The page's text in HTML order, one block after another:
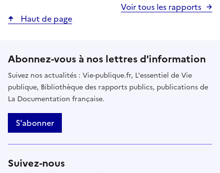
Voir tous les rapports
Haut de page
Abonnez-vous à nos lettres d'information
Suivez nos actualités : Vie-publique.fr, L'essentiel de Vie
publique, Bibliothèque des rapports publics, publications de
La Documentation française.
S'abonner
Suivez-nous